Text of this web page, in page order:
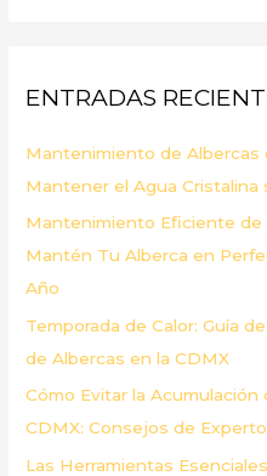
r
o
r
:
ENTRADAS
Mantenimiento de Albercas
Mantener el Agua Cristalina
Mantenimiento Eficiente de
Mantén Tu Alberca en
Año
Temporada de Calor: Guía
de Albercas en la CDMX
Cómo Evitar la
CDMX: Consejos de
Las Herramientas